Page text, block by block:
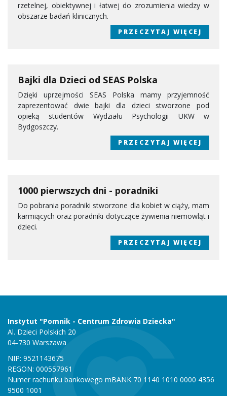
rzetelnej, obiektywnej i łatwej do zrozumienia wiedzy w
obszarze badań klinicznych.
PRZECZYTAJ WIĘCEJ
Bajki dla Dzieci od SEAS Polska
Dzięki uprzejmości SEAS Polska mamy przyjemność
zaprezentować dwie bajki dla dzieci stworzone pod
opieką studentów Wydziału Psychologii UKW w
Bydgoszczy.
PRZECZYTAJ WIĘCEJ
1000 pierwszych dni - poradniki
Do pobrania poradniki stworzone dla kobiet w ciąży, mam
karmiących oraz poradniki dotyczące żywienia niemowląt i
dzieci.
PRZECZYTAJ WIĘCEJ
Instytut "Pomnik - Centrum Zdrowia Dziecka"
Al. Dzieci Polskich 20
04-730 Warszawa
NIP: 9521143675
REGON: 000557961
Numer rachunku bankowego mBANK 70 1140 1010 0000 4356
9500 1001